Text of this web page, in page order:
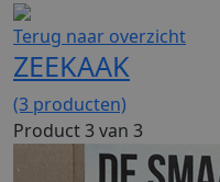
Terug naar overzicht
ZEEKAAK
(3 producten)
Product 3 van 3